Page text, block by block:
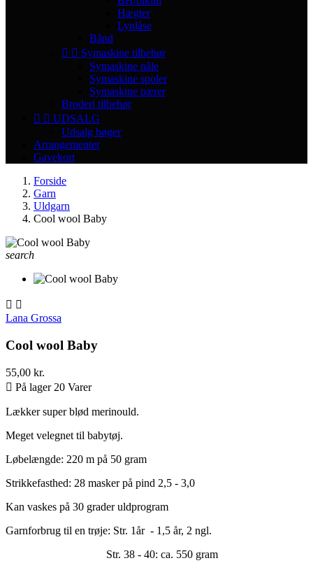
Hægter
Lynlåse
Bånd
  Symaskine tilbehør
Symaskine nåle
Symaskine spoler
Symaskine pærer
Broderi tilbehør
  UDSALG
Udsalg bøger
Arrangementer
Gavekort
Forside
Garn
Uldgarn
Cool wool Baby
search
 
Lana Grossa
Cool wool Baby
55,00 kr.
 På lager 20 Varer
Lækker super blød merinould.
Meget velegnet til babytøj.
Løbelængde: 220 m på 50 gram
Strikkefasthed: 28 masker på pind 2,5 - 3,0
Kan vaskes på 30 grader uldprogram
Garnforbrug til en trøje: Str. 1år - 1,5 år, 2 ngl.
Str. 38 - 40: ca. 550 gram